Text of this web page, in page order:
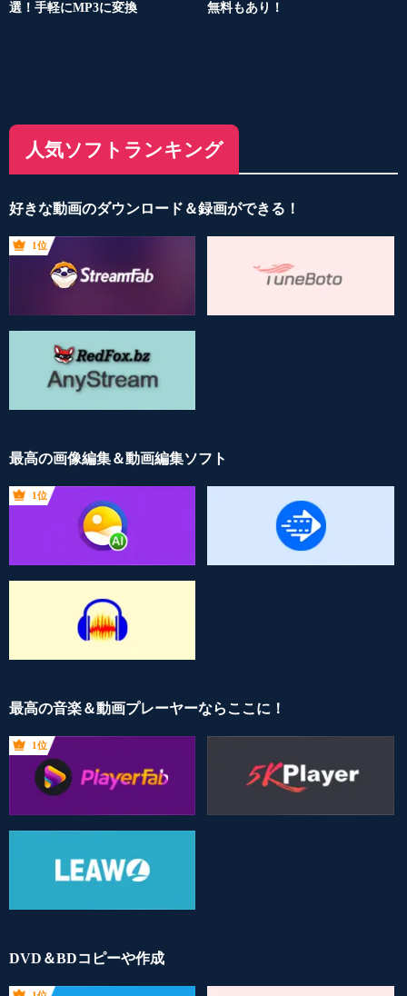
選！手軽にMP3に変換
無料もあり！
人気ソフトランキング
好きな動画のダウンロード＆録画ができる！
1位
最高の画像編集＆動画編集ソフト
1位
最高の音楽＆動画プレーヤーならここに！
1位
DVD＆BDコピーや作成